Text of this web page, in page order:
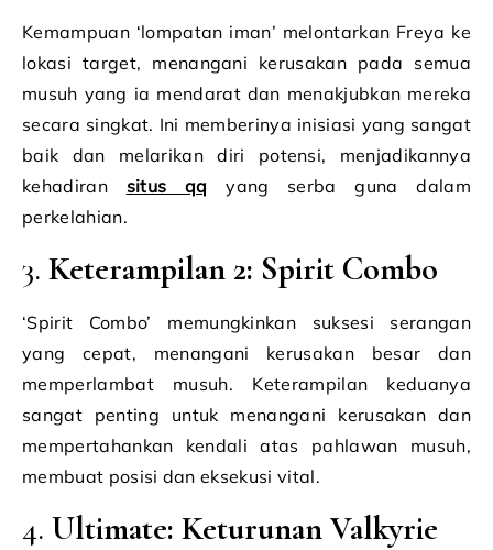
Kemampuan ‘lompatan iman’ melontarkan Freya ke
lokasi target, menangani kerusakan pada semua
musuh yang ia mendarat dan menakjubkan mereka
secara singkat. Ini memberinya inisiasi yang sangat
baik dan melarikan diri potensi, menjadikannya
kehadiran situs qq yang serba guna dalam
perkelahian.
3. Keterampilan 2: Spirit Combo
‘Spirit Combo’ memungkinkan suksesi serangan
yang cepat, menangani kerusakan besar dan
memperlambat musuh. Keterampilan keduanya
sangat penting untuk menangani kerusakan dan
mempertahankan kendali atas pahlawan musuh,
membuat posisi dan eksekusi vital.
4. Ultimate: Keturunan Valkyrie